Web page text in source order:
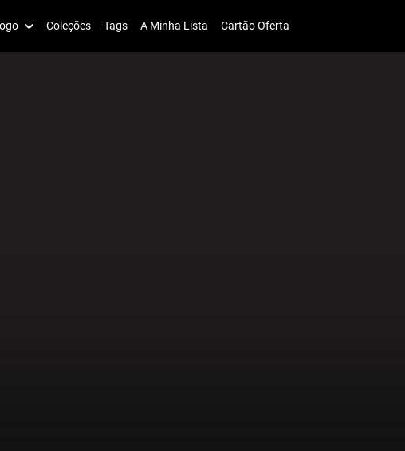
Coleções Tags A Minha Lista Cartão Oferta